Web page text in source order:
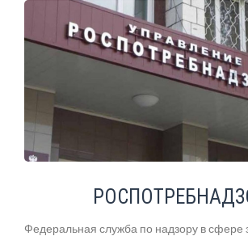
Федеральная служба по надзору в сфере